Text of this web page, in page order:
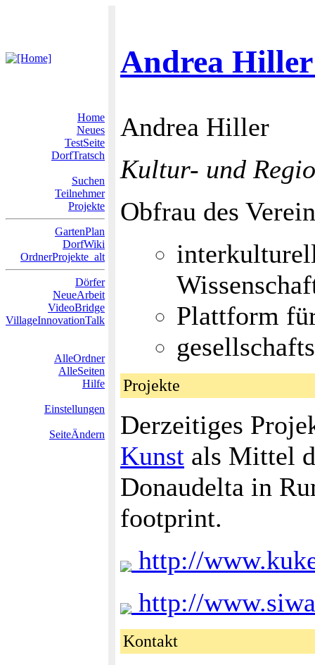
Andrea
Home
Neues
TestSeite
DorfTratsch
Suchen
Teilnehmer
Projekte
GartenPlan
DorfWiki
OrdnerProjekte_alt
Dörfer
NeueArbeit
VideoBridge
VillageInnovationTalk
AlleOrdner
AlleSeiten
Hilfe
Einstellungen
SeiteÄndern
Andrea Hiller
Kultur- und
Obfrau des
Plattform
Projekte
Derzeitiges
Kunst als Mittel
Donaudelta in
footprint.
http://
http://
Kontakt